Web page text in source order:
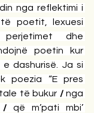
nga reflektimi i
poetit, lexuesi
dhe
poetin kur
dashurisë. Ja si
poezia “E pres
të bukur / nga
/ që m’pati mbi’